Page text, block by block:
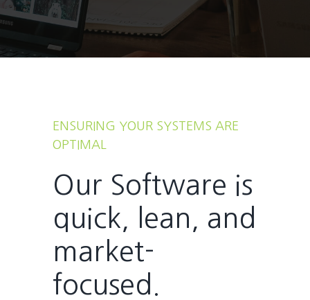
ENSURING YOUR SYSTEMS ARE
OPTIMAL
Our Software is
quick, lean, and
market-
focused.